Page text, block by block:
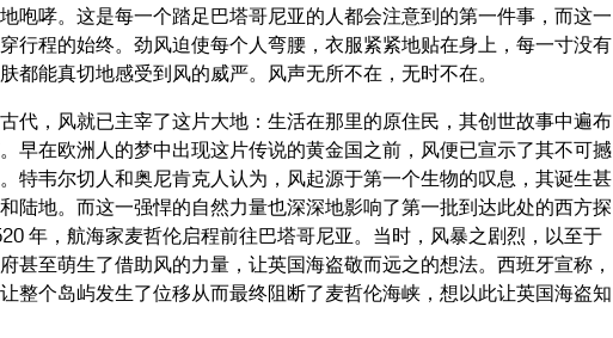
咆哮。这是每一个踏足巴塔哥尼亚的人都会注意到的第一件事，而这一
行程的始终。劲风迫使每个人弯腰，衣服紧紧地贴在身上，每一寸没有
都能真切地感受到风的威严。风声无所不在，无时不在。
代，风就已主宰了这片大地：生活在那里的原住民，其创世故事中遍布
早在欧洲人的梦中出现这片传说的黄金国之前，风便已宣示了其不可撼
特韦尔切人和奥尼肯克人认为，风起源于第一个生物的叹息，其诞生甚
陆地。而这一强悍的自然力量也深深地影响了第一批到达此处的西方探
年，航海家麦哲伦启程前往巴塔哥尼亚。当时，风暴之剧烈，以至于
甚至萌生了借助风的力量，让英国海盗敬而远之的想法。西班牙宣称，
整个岛屿发生了位移从而最终阻断了麦哲伦海峡，想以此让英国海盗知